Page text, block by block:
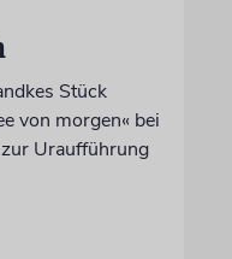
Stück
von morgen« bei
Uraufführung